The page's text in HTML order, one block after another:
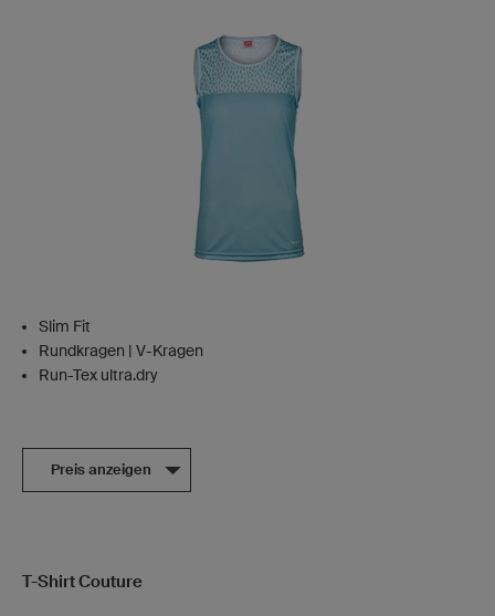
Slim Fit
Rundkragen | V-Kragen
Run-Tex ultra.dry
Preis anzeigen
T-Shirt Couture